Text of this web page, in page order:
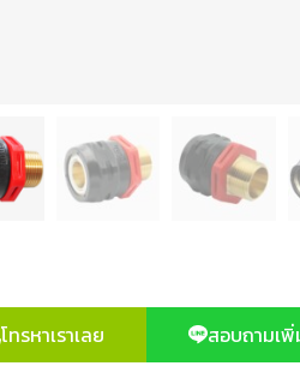
โทรหาเราเลย สอบถามเ